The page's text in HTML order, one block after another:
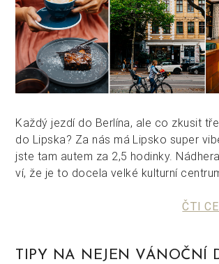
Každý jezdí do Berlína, ale co zkusit
do Lipska? Za nás má Lipsko super
jste tam autem za 2,5 hodinky.
ví, že je to docela velké kulturní
ČTI
TIPY NA NEJEN VÁNOČNÍ